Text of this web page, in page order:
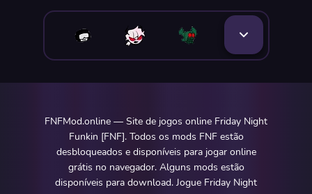
FNFMod.online — Site de jogos online Friday Night
Funkin [FNF]. Todos os mods FNF estão
desbloqueados e disponíveis para jogar online
grátis no navegador. Alguns mods estão
disponíveis para download. Jogue Friday Night